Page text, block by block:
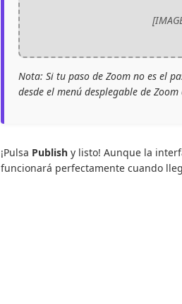
Nota: Si tu paso de Zoom no es el
desde el menú desplegable de
¡Pulsa Publishy listo! Aunque la
funcionará perfectamente cuando